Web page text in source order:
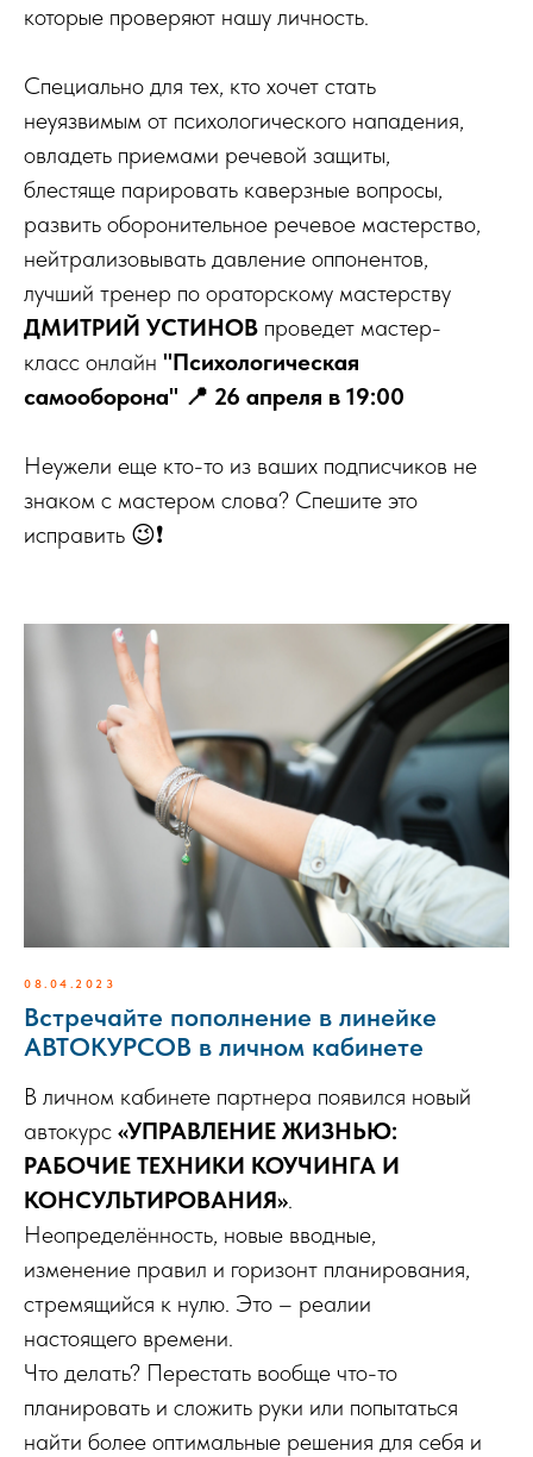
которые проверяют нашу личность.
Специально для тех, кто хочет стать
неуязвимым от психологического нападения,
овладеть приемами речевой защиты,
блестяще парировать каверзные вопросы,
развить оборонительное речевое мастерство,
нейтрализовывать давление оппонентов,
лучший тренер по ораторскому мастерству
ДМИТРИЙ УСТИНОВ проведет мастер-
класс онлайн "Психологическая
самооборона" 📍 26 апреля в 19:00
Неужели еще кто-то из ваших подписчиков не
знаком с мастером слова? Спешите это
исправить 😉❗️
08.04.2023
Встречайте пополнение в линейке
АВТОКУРСОВ в личном кабинете
В личном кабинете партнера появился новый
автокурс «УПРАВЛЕНИЕ ЖИЗНЬЮ:
РАБОЧИЕ ТЕХНИКИ КОУЧИНГА И
КОНСУЛЬТИРОВАНИЯ».
Неопределённость, новые вводные,
изменение правил и горизонт планирования,
стремящийся к нулю. Это – реалии
настоящего времени.
Что делать? Перестать вообще что-то
планировать и сложить руки или попытаться
найти более оптимальные решения для себя и